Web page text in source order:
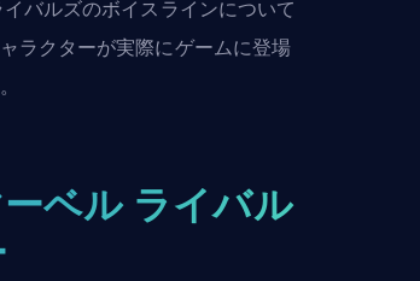
バルズのボイスラインについて
ラクターが実際にゲームに登場
ベル ライバル